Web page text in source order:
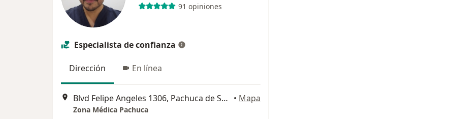
91 opiniones
Especialista de confianza
Dirección En línea
Blvd Felipe Angeles 1306, Pachuca de Soto • Mapa
Zona Médica Pachuca